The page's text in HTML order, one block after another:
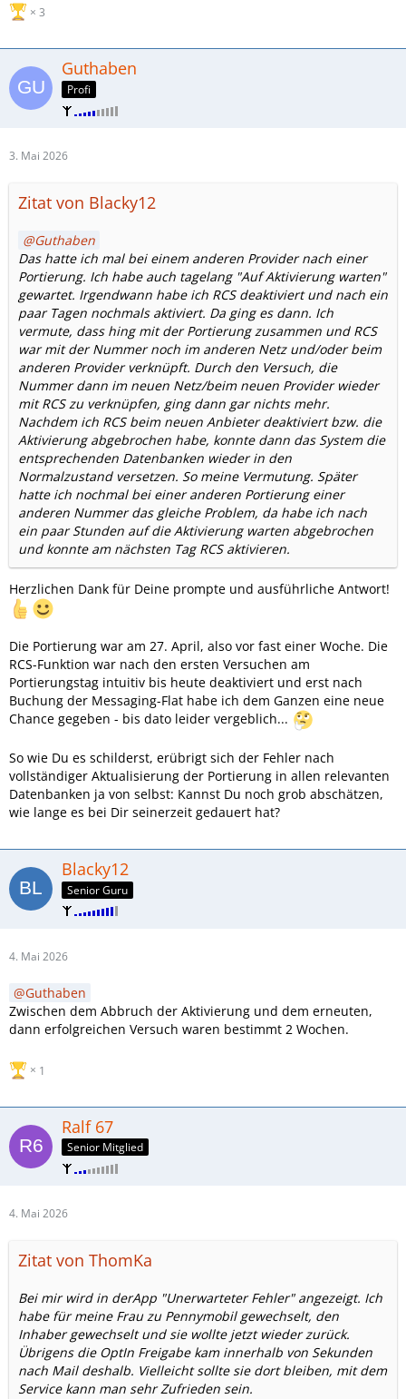
3
Guthaben
Profi
3. Mai 2026
Zitat von Blacky12
Guthaben
Das hatte ich mal bei einem anderen Provider nach einer
Portierung. Ich habe auch tagelang "Auf Aktivierung warten"
gewartet. Irgendwann habe ich RCS deaktiviert und nach ein
paar Tagen nochmals aktiviert. Da ging es dann. Ich
vermute, dass hing mit der Portierung zusammen und RCS
war mit der Nummer noch im anderen Netz und/oder beim
anderen Provider verknüpft. Durch den Versuch, die
Nummer dann im neuen Netz/beim neuen Provider wieder
mit RCS zu verknüpfen, ging dann gar nichts mehr.
Nachdem ich RCS beim neuen Anbieter deaktiviert bzw. die
Aktivierung abgebrochen habe, konnte dann das System die
entsprechenden Datenbanken wieder in den
Normalzustand versetzen. So meine Vermutung. Später
hatte ich nochmal bei einer anderen Portierung einer
anderen Nummer das gleiche Problem, da habe ich nach
ein paar Stunden auf die Aktivierung warten abgebrochen
und konnte am nächsten Tag RCS aktivieren.
Herzlichen Dank für Deine prompte und ausführliche Antwort!
Die Portierung war am 27. April, also vor fast einer Woche. Die
RCS-Funktion war nach den ersten Versuchen am
Portierungstag intuitiv bis heute deaktiviert und erst nach
Buchung der Messaging-Flat habe ich dem Ganzen eine neue
Chance gegeben - bis dato leider vergeblich...
So wie Du es schilderst, erübrigt sich der Fehler nach
vollständiger Aktualisierung der Portierung in allen relevanten
Datenbanken ja von selbst: Kannst Du noch grob abschätzen,
wie lange es bei Dir seinerzeit gedauert hat?
Blacky12
Senior Guru
4. Mai 2026
Guthaben
Zwischen dem Abbruch der Aktivierung und dem erneuten,
dann erfolgreichen Versuch waren bestimmt 2 Wochen.
1
Ralf 67
Senior Mitglied
4. Mai 2026
Zitat von ThomKa
Bei mir wird in derApp "Unerwarteter Fehler" angezeigt. Ich
habe für meine Frau zu Pennymobil gewechselt, den
Inhaber gewechselt und sie wollte jetzt wieder zurück.
Übrigens die OptIn Freigabe kam innerhalb von Sekunden
nach Mail deshalb. Vielleicht sollte sie dort bleiben, mit dem
Service kann man sehr Zufrieden sein.